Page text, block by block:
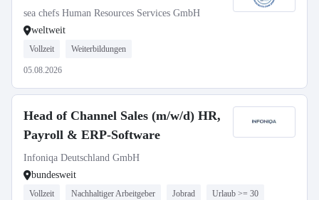
sea chefs Human Resources Services GmbH
weltweit
Vollzeit Weiterbildungen
05.08.2026
Head of Channel Sales (m/w/d) HR,
Payroll & ERP-Software
Infoniqa Deutschland GmbH
bundesweit
Vollzeit Nachhaltiger Arbeitgeber Jobrad Urlaub >= 30